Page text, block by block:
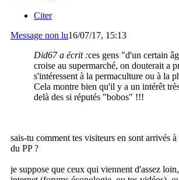
Citer
Message non lu16/07/17, 15:13
Did67 a écrit :ces gens "d'un certain
croise au supermarché, on douterait a
s'intéressent à la permaculture ou à la
Cela montre bien qu'il y a un intérêt
delà des si réputés "bobos" !!!
sais-tu comment tes visiteurs en sont arrivés
du PP ?
je suppose que ceux qui viennent d'assez